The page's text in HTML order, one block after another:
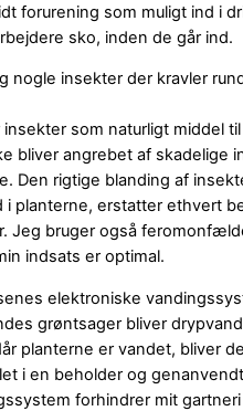
forurening som muligt ind i
sko, inden de går ind.
nogle insekter der kravler
insekter som naturligt middel
bliver angrebet af skadelige
Den rigtige blanding af
planterne, erstatter ethvert
Jeg bruger også
indsats er optimal.
elektroniske
grøntsager bliver
planterne er vandet, bliver
i en beholder og
forhindrer mit gartneri